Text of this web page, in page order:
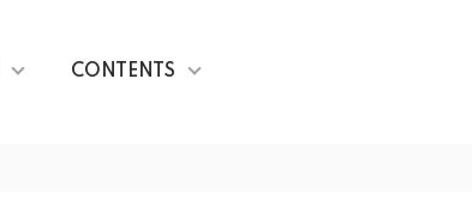
CONTENTS